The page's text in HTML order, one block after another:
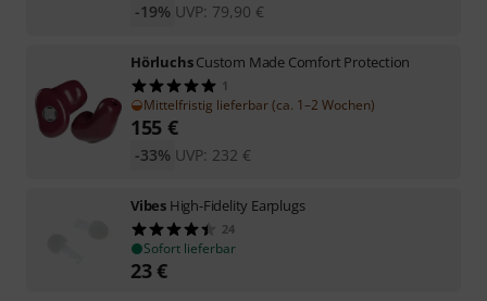
UVP: 79,90 €
-19%
HörluchsCustom Made Comfort Protection
1
Mittelfristig lieferbar (ca. 1–2 Wochen)
155 €
UVP: 232 €
-33%
Vibes High-Fidelity Earplugs
24
Sofort lieferbar
23€